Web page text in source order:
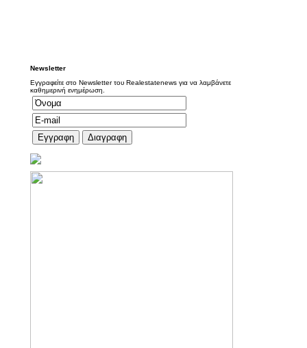
Newsletter
Εγγραφείτε στο Newsletter του Realestatenews για να λαμβάνετε
καθημερινή ενημέρωση.